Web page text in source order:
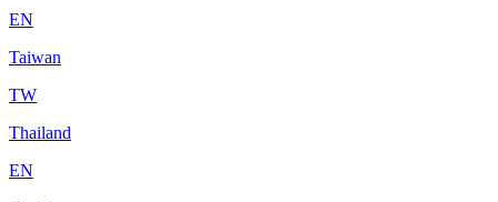
EN
Taiwan
TW
Thailand
EN